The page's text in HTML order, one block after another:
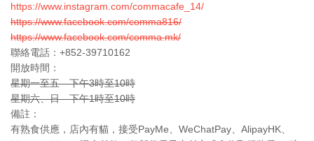
https://www.instagram.com/commacafe_14/
https://www.facebook.com/comma816/
https://www.facebook.com/comma.mk/
聯絡電話：+852-39710162
開放時間：
星期一至五 下午3時至10時
星期六、日 下午1時至10時
備註：
有熟食供應，店內有貓，接受PayMe、WeChatPay、AlipayHK、